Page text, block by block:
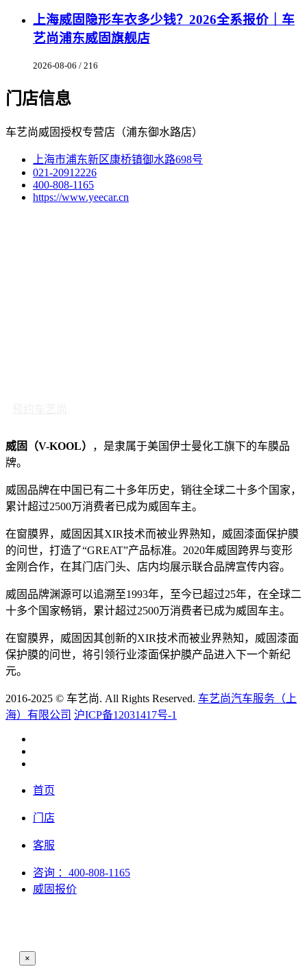
上海威固隐形车衣多少钱？2026全系报价｜车
艺尚浦东威固旗舰店
2026-08-06 / 216
门店信息
车艺尚威固授权专营店（浦东御水路店）
上海市浦东新区康桥镇御水路698号
021-20912226
400-808-1165
https://www.yeecar.cn
威固（V-KOOL）
，是隶属于美国伊士曼化工旗下的车膜品
牌。
威固品牌在中国已有二十多年历史，销往全球二十多个国家，
累计超过2500万消费者已成为威固车主。
在窗膜界，威固因其XIR技术而被业界熟知，威固漆面保护膜
的问世，打造了“GREAT”产品标准。2020年威固跨界与变形
金刚合作，在其门店门头、店内均展示联合品牌宣传内容。
威固品牌渊源可以追溯至1993年，至今已超过25年，在全球二
十多个国家畅销，累计超过2500万消费者已成为威固车主。
在窗膜界，威固因其创新的XIR技术而被业界熟知，威固漆面
保护膜的问世，将引领行业漆面保护膜产品进入下一个新纪
元。
2016-2025 © 车艺尚. All Rights Reserved. 车艺尚汽车服务（上
海）有限公司 沪ICP备12031417号-1
首页
门店
客服
咨询 ：400-808-1165
威固报价
×